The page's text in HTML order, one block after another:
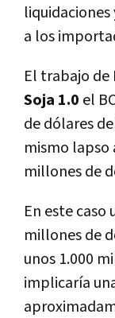
a los
El trabajo de
Soja 1.0 el
de dólares
mismo
millones de
En este caso
millones de
unos 1.000
implicaría